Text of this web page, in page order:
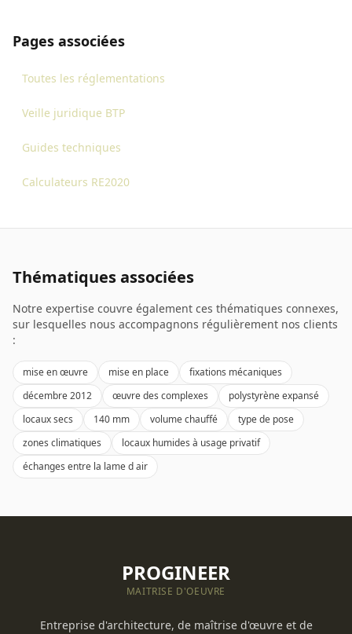
Pages associées
Toutes les réglementations
Veille juridique BTP
Guides techniques
Calculateurs RE2020
Thématiques associées
Notre expertise couvre également ces thématiques connexes,
sur lesquelles nous accompagnons régulièrement nos clients
:
mise en œuvre mise en place
fixations mécaniques
décembre 2012
œuvre des complexes
polystyrène expansé
locaux secs
140 mm volume chauffé
type de pose
zones climatiques
locaux humides à usage privatif
échanges entre la lame d air
PROGINEER
MAITRISE D'OEUVRE
Entreprise d'architecture, de maîtrise d'œuvre et de